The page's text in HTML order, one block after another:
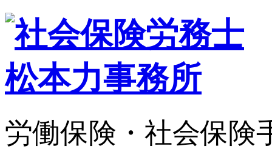
労働保険・社会保険